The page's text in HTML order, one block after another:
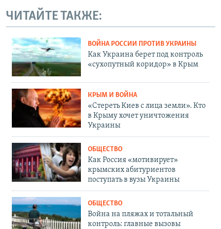
ЧИТАЙТЕ ТАКЖЕ:
ВОЙНА РОССИИ ПРОТИВ УКРАИНЫ
Как Украина берет под контроль
«сухопутный коридор» в Крым
КРЫМ И ВОЙНА
«Стереть Киев с лица земли». Кто
в Крыму хочет уничтожения
Украины
ОБЩЕСТВО
Как Россия «мотивирует»
крымских абитуриентов
поступать в вузы Украины
ОБЩЕСТВО
Война на пляжах и тотальный
контроль: главные вызовы